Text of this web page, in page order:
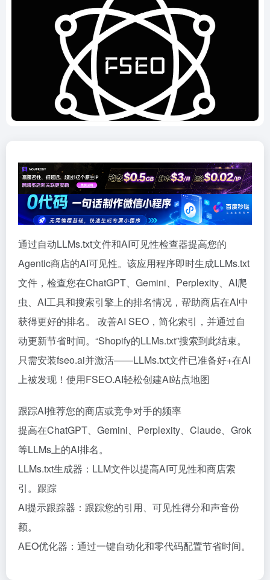
通过自动LLMs.txt文件和AI可见性检查器提高您的
Agentic商店的AI可见性。该应用程序即时生成LLMs.txt
文件，检查您在ChatGPT、Gemini、Perplexity、AI爬
虫、AI工具和搜索引擎上的排名情况，帮助商店在AI中
获得更好的排名。 改善AI SEO，简化索引，并通过自
动更新节省时间。“Shopify的LLMs.txt”搜索到此结束。
只需安装fseo.ai并激活——LLMs.txt文件已准备好+在AI
上被发现！使用FSEO.AI轻松创建AI站点地图
跟踪AI推荐您的商店或竞争对手的频率
提高在ChatGPT、Gemini、Perplexity、Claude、Grok
等LLMs上的AI排名。
LLMs.txt生成器：LLM文件以提高AI可见性和商店索
引。跟踪
AI提示跟踪器：跟踪您的引用、可见性得分和声音份
额。
AEO优化器：通过一键自动化和零代码配置节省时间。